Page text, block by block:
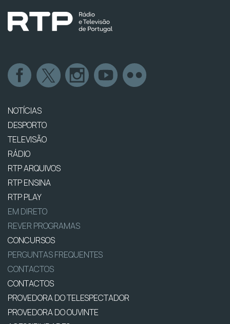
NOTÍCIAS
DESPORTO
TELEVISÃO
RÁDIO
RTP ARQUIVOS
RTP ENSINA
RTP PLAY
EM DIRETO
REVER PROGRAMAS
CONCURSOS
PERGUNTAS FREQUENTES
CONTACTOS
CONTACTOS
PROVEDORA DO TELESPECTADOR
PROVEDORA DO OUVINTE